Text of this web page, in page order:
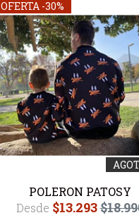
OFERTA -30%
POLERON PATOSY
Desde $13.293